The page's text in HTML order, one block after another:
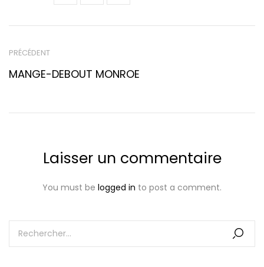
PRÉCÉDENT
MANGE-DEBOUT MONROE
Laisser un commentaire
You must be logged in to post a comment.